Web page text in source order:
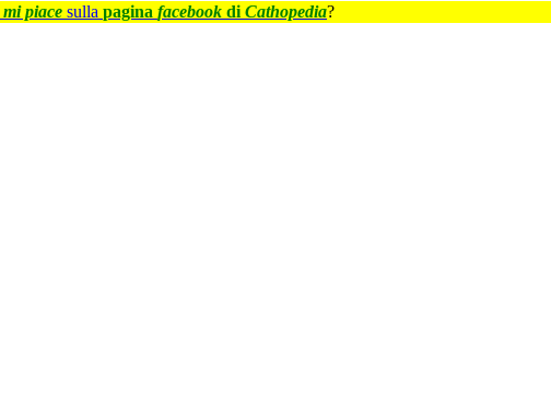
mi piace sulla pagina facebook di Cathopedia?